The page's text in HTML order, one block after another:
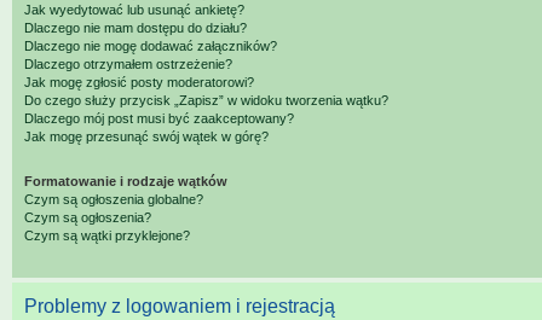
Jak wyedytować lub usunąć ankietę?
Dlaczego nie mam dostępu do działu?
Dlaczego nie mogę dodawać załączników?
Dlaczego otrzymałem ostrzeżenie?
Jak mogę zgłosić posty moderatorowi?
Do czego służy przycisk „Zapisz” w widoku tworzenia wątku?
Dlaczego mój post musi być zaakceptowany?
Jak mogę przesunąć swój wątek w górę?
Formatowanie i rodzaje wątków
Czym są ogłoszenia globalne?
Czym są ogłoszenia?
Czym są wątki przyklejone?
Problemy z logowaniem i rejestracją